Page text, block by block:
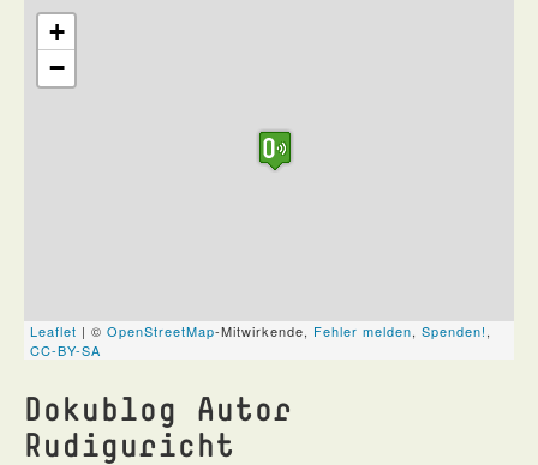
Dokublog Autor
Rudiguricht